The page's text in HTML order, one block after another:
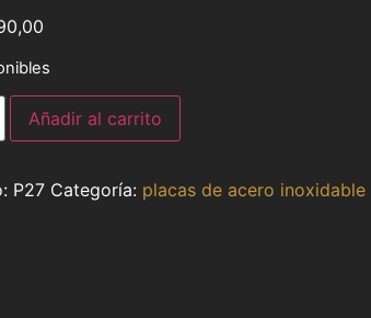
Añadir al carrito
P27 Categoría: placas de acero inoxidable